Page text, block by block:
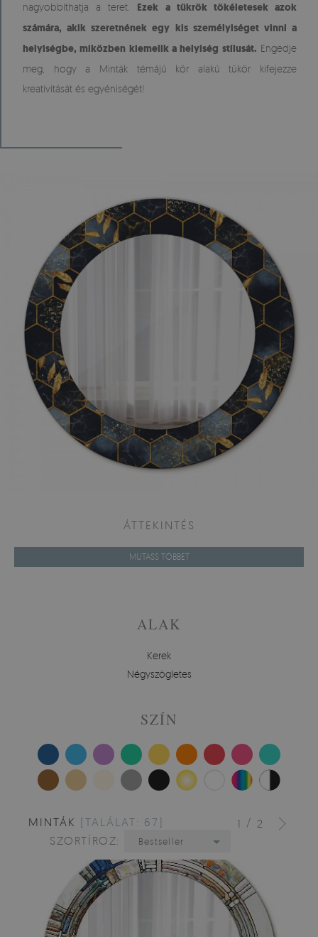
nagyobbíthatja a teret. Ezek a tükrök tökéletesek azok
számára, akik szeretnének egy kis személyiséget vinni a
helyiségbe, miközben kiemelik a helyiség stílusát. Engedje
meg, hogy a Minták témájú kör alakú tükör kifejezze
kreativitását és egyéniségét!
ÁTTEKINTÉS
MUTASS TÖBBET
ALAK
Kerek
Négyszögletes
SZÍN
1 / 2
MINTÁK [TALÁLAT: 67]
SZORTÍROZ:
Bestseller